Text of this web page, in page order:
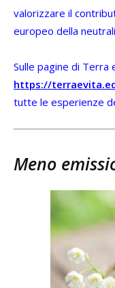
valorizzare il
europeo della
Sulle pagine di Terra
https://
tutte le esperienze
Meno